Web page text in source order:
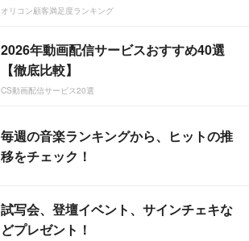
オリコン顧客満足度ランキング
2026年動画配信サービスおすすめ40選
【徹底比較】
CS動画配信サービス20選
毎週の音楽ランキングから、ヒットの推
移をチェック！
試写会、登壇イベント、サインチェキな
どプレゼント！